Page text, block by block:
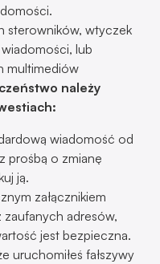
sterowników, wtyczek
lub
multimediów
należy
wiadomość od
prośbą o zmianę
ją.
załącznikiem
adresów,
jest bezpieczna.
uruchomiłeś fałszywy